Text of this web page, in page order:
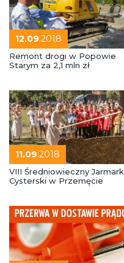
12.09.2018
Remont drogi w Popowie
Starym za 2,1 mln zł
11.09.2018
VIII Średniowieczny Jarmark
Cysterski w Przemęcie